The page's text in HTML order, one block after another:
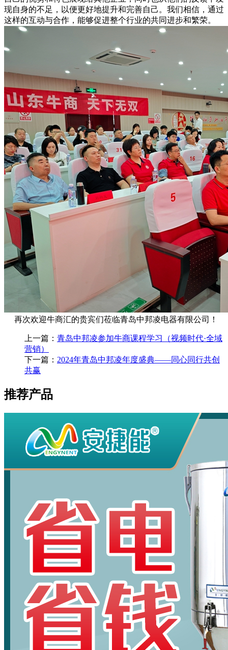
现自身的不足，以便更好地提升和完善自己。我们相信，通过
这样的互动与合作，能够促进整个行业的共同进步和繁荣。
再次欢迎牛商汇的贵宾们莅临青岛中邦凌电器有限公司！
上一篇： 青岛中邦凌参加牛商课程学习（视频时代·全域
营销）
下一篇： 2024年青岛中邦凌年度盛典——同心同行共创
共赢
推荐产品